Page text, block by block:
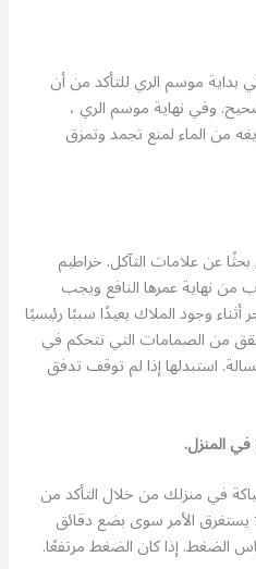
موسم الري للتأكد من أن
وفي نهاية موسم الري ،
من الماء لمنع تجمد وتمزق
عن علامات التآكل. خراطيم
من نهاية عمرها النافع ويجب
أثناء وجود الملاك بعيدًا سببًا رئيسيًا
من الصمامات التي تتحكم في
استبدلها إذا لم توقف تدفق
المنزل.
في منزلك من خلال التأكد من
الأمر سوى بضع دقائق
الضغط. إذا كان الضغط مرتفعًا.